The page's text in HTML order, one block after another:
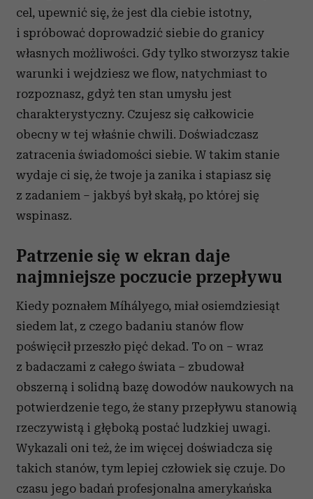
cel, upewnić się, że jest dla ciebie istotny,
i spróbować doprowadzić siebie do granicy
własnych możliwości. Gdy tylko stworzysz takie
warunki i wejdziesz we flow, natychmiast to
rozpoznasz, gdyż ten stan umysłu jest
charakterystyczny. Czujesz się całkowicie
obecny w tej właśnie chwili. Doświadczasz
zatracenia świadomości siebie. W takim stanie
wydaje ci się, że twoje ja zanika i stapiasz się
z zadaniem – jakbyś był skałą, po której się
wspinasz.
Patrzenie się w ekran daje
najmniejsze poczucie przepływu
Kiedy poznałem Míhályego, miał osiemdziesiąt
siedem lat, z czego badaniu stanów flow
poświęcił przeszło pięć dekad. To on – wraz
z badaczami z całego świata – zbudował
obszerną i solidną bazę dowodów naukowych na
potwierdzenie tego, że stany przepływu stanowią
rzeczywistą i głęboką postać ludzkiej uwagi.
Wykazali oni też, że im więcej doświadcza się
takich stanów, tym lepiej człowiek się czuje. Do
czasu jego badań profesjonalna amerykańska